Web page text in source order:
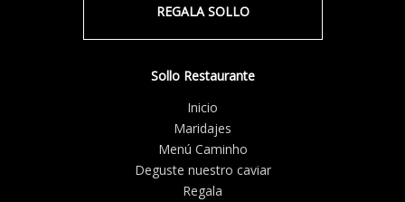
REGALA SOLLO
Sollo Restaurante
Inicio
Maridajes
Menú Caminho
Deguste nuestro caviar
Regala